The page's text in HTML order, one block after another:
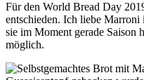
Für den World Bread Day
entschieden. Ich liebe
sie im Moment gerade Saison
möglich.